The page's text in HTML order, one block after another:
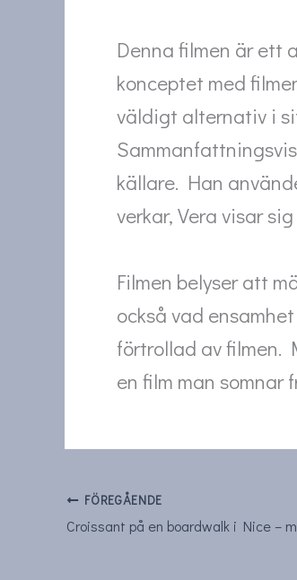
Denna filmen är ett
konceptet med
väldigt alternativ i
källare. Han
verkar, Vera visar
Filmen belyser att
också vad
förtrollad av filmen.
en film man somnar
FÖREGÅENDE
Croissant på en boardwalk i Nice –